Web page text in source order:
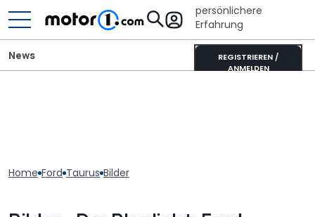
persönlichere
Erfahrung
REGISTRIEREN /
ANMELDEN
News
Home Ford Taurus Bilder